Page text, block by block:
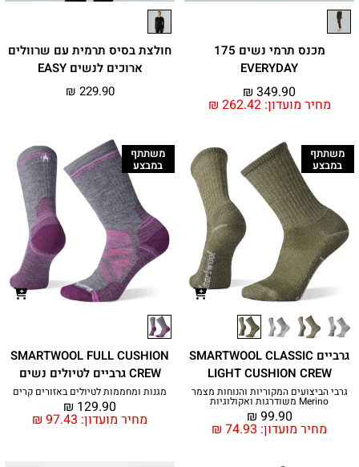
מכנס תרמי נשים 175
EVERYDAY
מחיר מועדון: ₪ 262.42
₪ 349.90
חולצת בסיס תרמית עם שרוולים
ארוכים לנשים EASY
₪ 229.90
משתתף
במבצע
גרביים SMARTWOOL CLASSIC
LIGHT CUSHION CREW
גרבי הביצועים המקוריות והנוחות מצמר
Merino משודרגות ואקולוגיות
מחיר מועדון: ₪ 74.93
₪ 99.90
משתתף
במבצע
SMARTWOOL FULL CUSHION
CREW גרביים לטיולים נשים
מגנות ומחממות לטיולים באזורים קרים
מחיר מועדון: ₪ 97.43
₪ 129.90